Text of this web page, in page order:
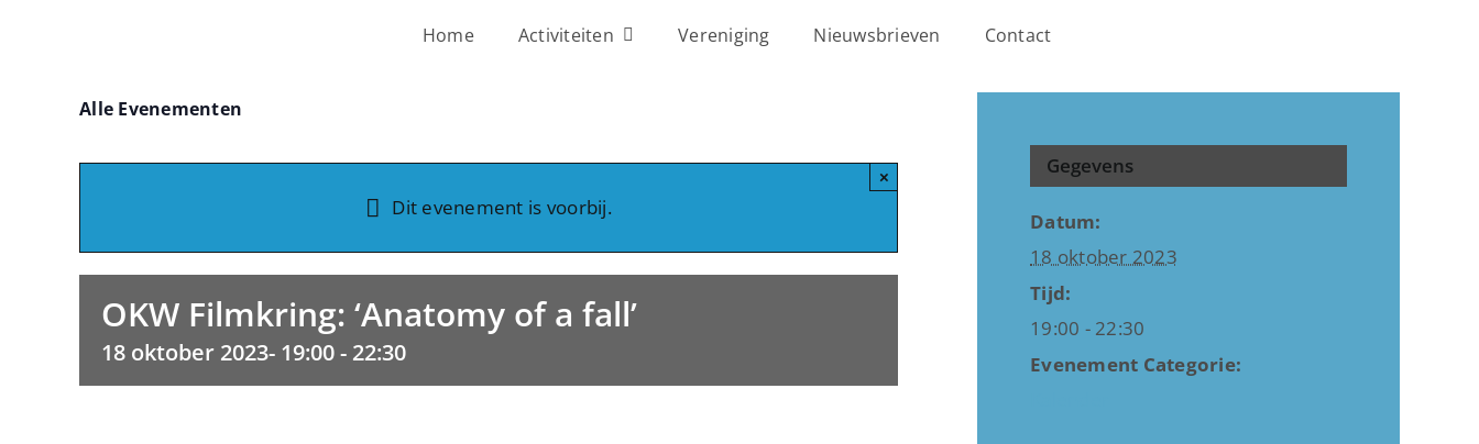
Home Activiteiten Vereniging Nieuwsbrieven Contact
Alle Evenementen
Dit evenement is voorbij.
×
OKW Filmkring: ‘Anatomy of a fall’
18 oktober 2023- 19:00- 22:30
Gegevens
Datum:
18 oktober 2023
Tijd:
19:00 - 22:30
Evenement Categorie: